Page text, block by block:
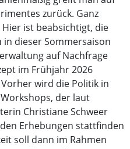
zurück. Ganz
ist beabsichtigt, die
dieser Sommersaison
auf Nachfrage
im Frühjahr 2026
wird die Politik in
der laut
Christiane Schweer
Erhebungen stattfinden
soll dann im Rahmen